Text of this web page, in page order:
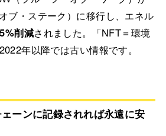
ブ・ステーク）に移行し、エネル
削減されました。「NFT＝環境
年以降では古い情報です。
ーンに記録されれば永遠に安